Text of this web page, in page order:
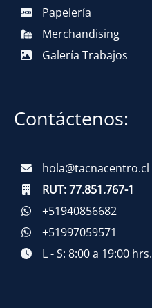
Papelería
Merchandising
Galería Trabajos
Contáctenos:
hola@tacnacentro.cl
RUT:77.851.767-1
+51940856682
+51997059571
L - S: 8:00 a 19:00 hrs.